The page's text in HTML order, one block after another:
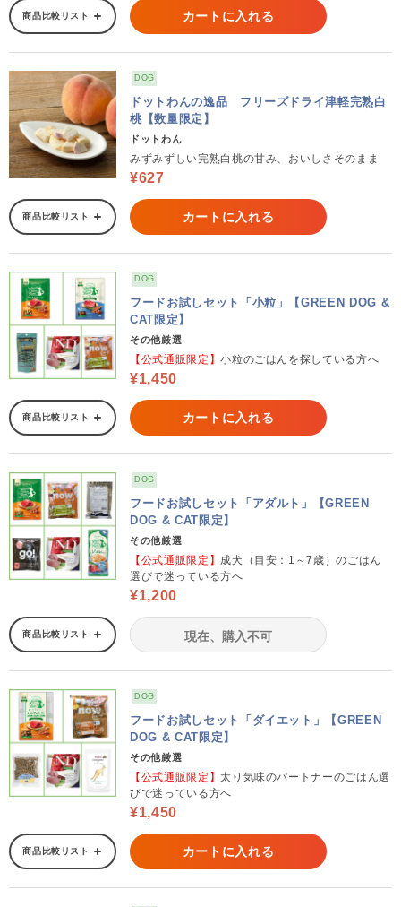
商品比較リスト カートに入れる
DOG
ドットわんの逸品 フリーズドライ津軽完熟白
桃【数量限定】
ドットわん
みずみずしい完熟白桃の甘み、おいしさそのまま
¥627
商品比較リスト カートに入れる
DOG
フードお試しセット「小粒」【GREEN DOG &
CAT限定】
その他厳選
【公式通販限定】小粒のごはんを探している方へ
¥1,450
商品比較リスト カートに入れる
DOG
フードお試しセット「アダルト」【GREEN
DOG & CAT限定】
その他厳選
【公式通販限定】 成犬（目安：1～7歳）のごはん
選びで迷っている方へ
¥1,200
商品比較リスト 現在、購入不可
DOG
フードお試しセット「ダイエット」【GREEN
DOG & CAT限定】
その他厳選
【公式通販限定】太り気味のパートナーのごはん選
びで迷っている方へ
¥1,450
商品比較リスト カートに入れる